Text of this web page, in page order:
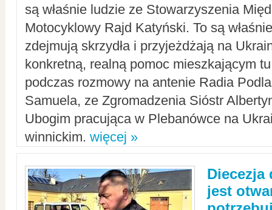
są właśnie ludzie ze Stowarzyszenia
Motocyklowy Rajd Katyński. To są
zdejmują skrzydła i przyjeżdżają na
konkretną, realną pomoc mieszkającym
podczas rozmowy na antenie Radia
Samuela, ze Zgromadzenia Sióstr
Ubogim pracująca w Plebanówce na
winnickim. więcej »
Diecezja
jest